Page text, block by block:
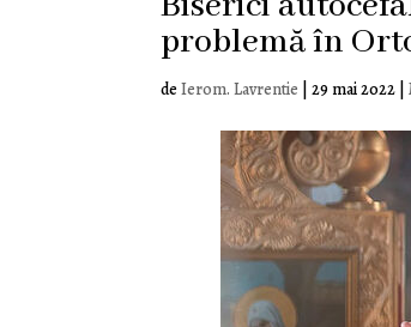
problemă în
deIerom. Lavrentie |29 mai 2022 |